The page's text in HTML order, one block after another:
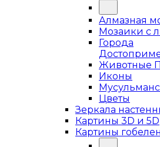
Алмазная
Мозаики с
Города
Животные
Иконы
Цветы
Зеркала
Картины 3D и 5D
Картины гобелен